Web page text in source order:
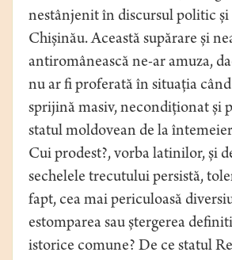
nestânjenit în discursul politic
Chișinău. Această supărare și
antiromânească ne-ar amuza,
nu ar fi proferată în situația
sprijină masiv, necondiționat și
statul moldovean de la
Cui prodest?, vorba latinilor, și
sechelele trecutului persistă,
fapt, cea mai periculoasă
estomparea sau ștergerea
istorice comune? De ce statul